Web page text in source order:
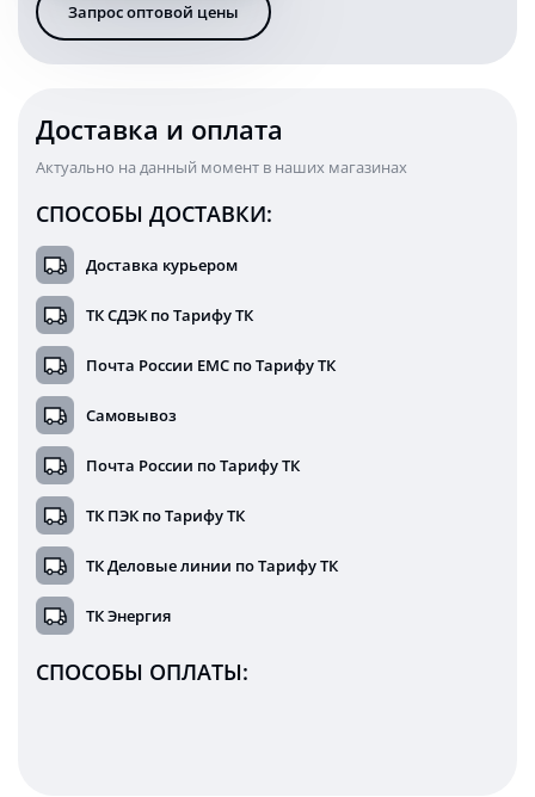
25
Ватт
9
12/24
Вольт
Запрос оптовой цены
Доставка и оплата
Актуально на данный момент в наших магазинах
СПОСОБЫ ДОСТАВКИ:
Доставка курьером
ТК СДЭК по Тарифу ТК
Почта России ЕМС по Тарифу ТК
Самовывоз
Почта России по Тарифу ТК
ТК ПЭК по Тарифу ТК
ТК Деловые линии по Тарифу ТК
ТК Энергия
СПОСОБЫ ОПЛАТЫ: